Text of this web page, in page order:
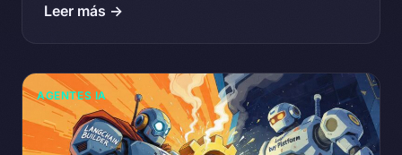
Leer más →
AGENTES IA